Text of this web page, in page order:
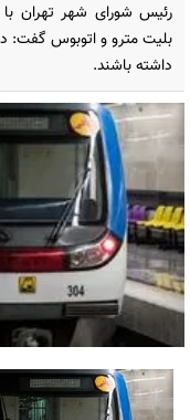
رئیس شورای شهر تهران
بلیت مترو و اتوبوس گفت:
داشته باشند.